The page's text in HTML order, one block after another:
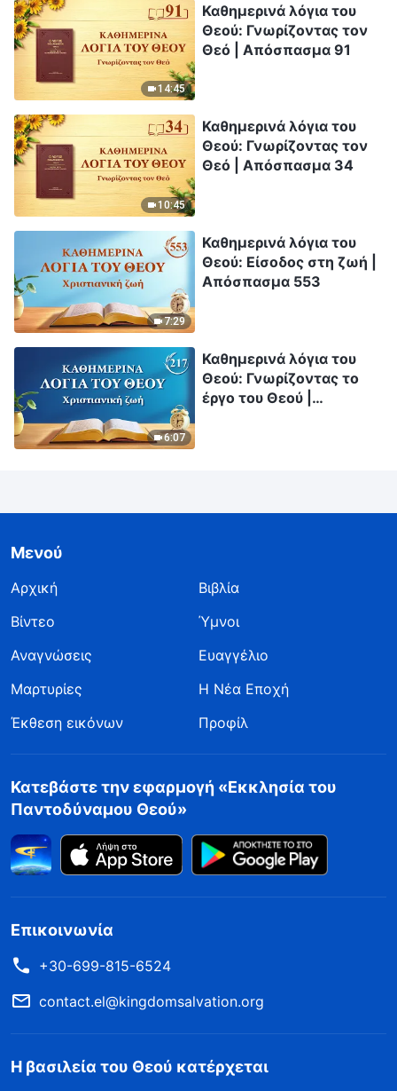
14:45
Καθημερινά λόγια του
Θεού: Γνωρίζοντας τον
Θεό | Απόσπασμα 91
10:45
Καθημερινά λόγια του
Θεού: Γνωρίζοντας τον
Θεό | Απόσπασμα 34
7:29
Καθημερινά λόγια του
Θεού: Είσοδος στη ζωή |
Απόσπασμα 553
6:07
Καθημερινά λόγια του
Θεού: Γνωρίζοντας το
έργο του Θεού |
Μενού
Αρχική
Βιβλία
Βίντεο
Ύμνοι
Αναγνώσεις
Ευαγγέλιο
Μαρτυρίες
Η Νέα Εποχή
Έκθεση εικόνων
Προφίλ
Κατεβάστε την εφαρμογή «Εκκλησία του
Παντοδύναμου Θεού»
Επικοινωνία
+30-699-815-6524
contact.el@kingdomsalvation.org
Η βασιλεία του Θεού κατέρχεται